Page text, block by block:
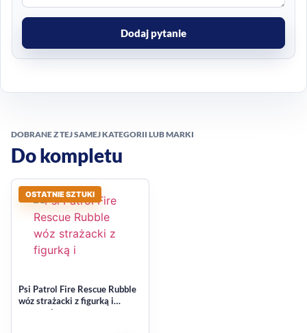
Dodaj pytanie
DOBRANE Z TEJ SAMEJ KATEGORII LUB MARKI
Do kompletu
OSTATNIE SZTUKI
Psi Patrol Fire Rescue Rubble
wóz strażacki z figurką i
wyrzutnią